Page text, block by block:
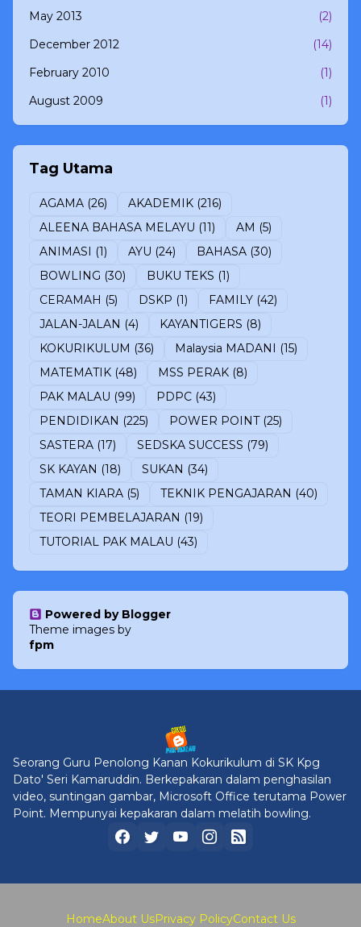
May 2013
(2)
December 2012
(14)
February 2010
(1)
August 2009
(1)
Tag Utama
AGAMA (26) AKADEMIK (216)
ALEENA BAHASA MELAYU (11) AM (5)
ANIMASI (1) AYU (24) BAHASA (30)
BOWLING (30) BUKU TEKS (1)
CERAMAH (5) DSKP (1) FAMILY (42)
JALAN-JALAN (4) KAYANTIGERS (8)
KOKURIKULUM (36) Malaysia MADANI (15)
MATEMATIK (48) MSS PERAK (8)
PAK MALAU (99) PDPC (43)
PENDIDIKAN (225) POWER POINT (25)
SASTERA (17) SEDSKA SUCCESS (79)
SK KAYAN (18) SUKAN (34)
TAMAN KIARA (5) TEKNIK PENGAJARAN (40)
TEORI PEMBELAJARAN (19)
TUTORIAL PAK MALAU (43)
Powered by Blogger
Theme images by
fpm
Seorang Guru Penolong Kanan Kokurikulum di SK Kpg
Dato' Seri Kamaruddin. Berkepakaran dalam penghasilan
video, suntingan gambar, Microsoft Office terutama Power
Point. Mempunyai kepakaran dalam melatih bowling.
HomeAbout UsPrivacy PolicyContact Us